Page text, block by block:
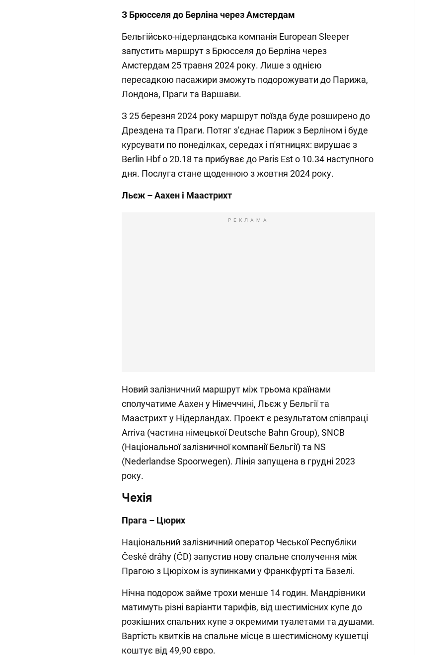
З Брюсселя до Берліна через Амстердам
Бельгійсько-нідерландська компанія European Sleeper
запустить маршрут з Брюсселя до Берліна через
Амстердам 25 травня 2024 року. Лише з однією
пересадкою пасажири зможуть подорожувати до Парижа,
Лондона, Праги та Варшави.
З 25 березня 2024 року маршрут поїзда буде розширено до
Дрездена та Праги. Потяг з'єднає Париж з Берліном і буде
курсувати по понеділках, середах і п'ятницях: вирушає з
Berlin Hbf о 20.18 та прибуває до Paris Est о 10.34 наступного
дня. Послуга стане щоденною з жовтня 2024 року.
Льєж – Аахен і Маастрихт
РЕКЛАМА
Новий залізничний маршрут між трьома країнами
сполучатиме Аахен у Німеччині, Льєж у Бельгії та
Маастрихт у Нідерландах. Проект є результатом співпраці
Arriva (частина німецької Deutsche Bahn Group), SNCB
(Національної залізничної компанії Бельгії) та NS
(Nederlandse Spoorwegen). Лінія запущена в грудні 2023
року.
Чехія
Прага – Цюрих
Національний залізничний оператор Чеської Республіки
České dráhy (ČD) запустив нову спальне сполучення між
Прагою з Цюріхом із зупинками у Франкфурті та Базелі.
Нічна подорож займе трохи менше 14 годин. Мандрівники
матимуть різні варіанти тарифів, від шестимісних купе до
розкішних спальних купе з окремими туалетами та душами.
Вартість квитків на спальне місце в шестимісному кушетці
коштує від 49,90 євро.